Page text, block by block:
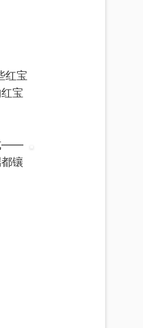
红宝
宝
——
镶